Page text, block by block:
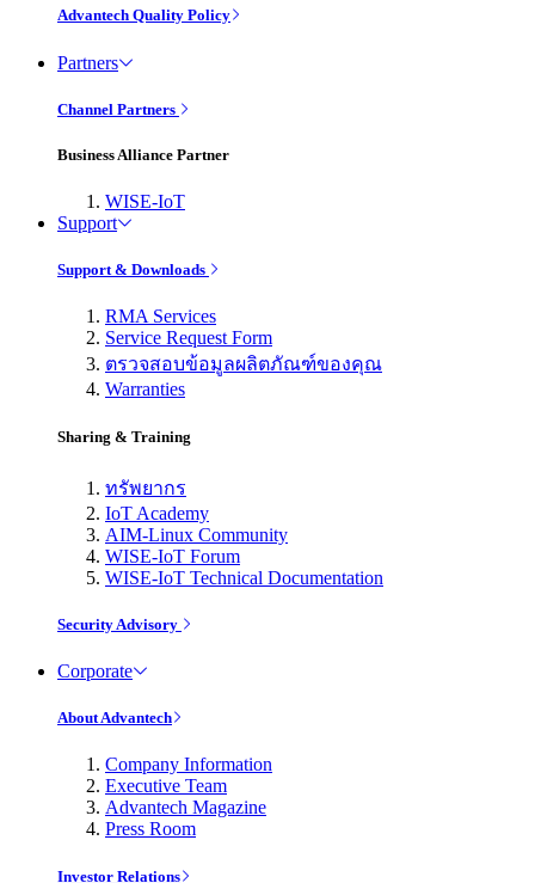
Advantech Quality Policy
Partners
Channel Partners
Business Alliance Partner
WISE-IoT
Support
Support & Downloads
RMA Services
Service Request Form
ตรวจสอบข้อมูลผลิตภัณฑ์ของคุณ
Warranties
Sharing & Training
ทรัพยากร
IoT Academy
AIM-Linux Community
WISE-IoT Forum
WISE-IoT Technical Documentation
Security Advisory
Corporate
About Advantech
Company Information
Executive Team
Advantech Magazine
Press Room
Investor Relations